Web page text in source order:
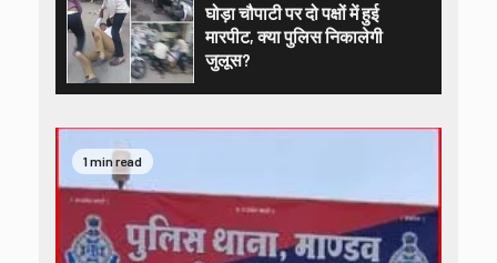
घोड़ा चौपाटी पर दो पक्षों में हुई
मारपीट, क्या पुलिस निकालेगी
जुलूस?
1 min read